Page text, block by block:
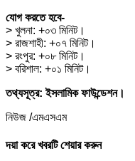
যোগ করতে হবে-
> খুলনা: +০৩ মিনিট।
> রাজশাহী: +০৭ মিনিট।
> রংপুর: +০৮ মিনিট।
> বরিশাল: +০১ মিনিট।
তথ্যসূত্র: ইসলামিক ফাউন্ডেশন।
নিউজ /এমএসএম
দয়া করে খবরটি শেয়ার করুন